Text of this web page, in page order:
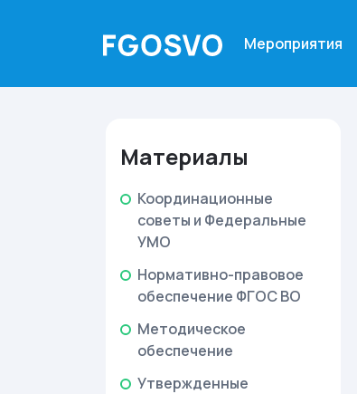
Мероприятия
Материалы
Координационные
советы и Федеральные
УМО
Нормативно-правовое
обеспечение ФГОС ВО
Методическое
обеспечение
Утвержденные